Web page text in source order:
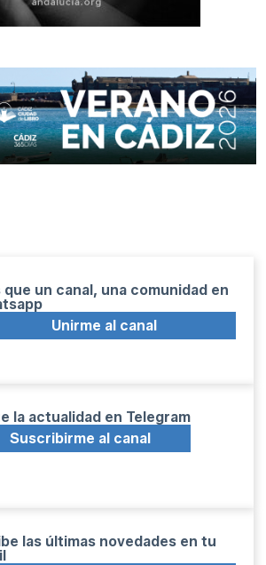
que un canal, una comunidad en
Unirme al canal
la actualidad en Telegram
Suscribirme al canal
las últimas novedades en tu